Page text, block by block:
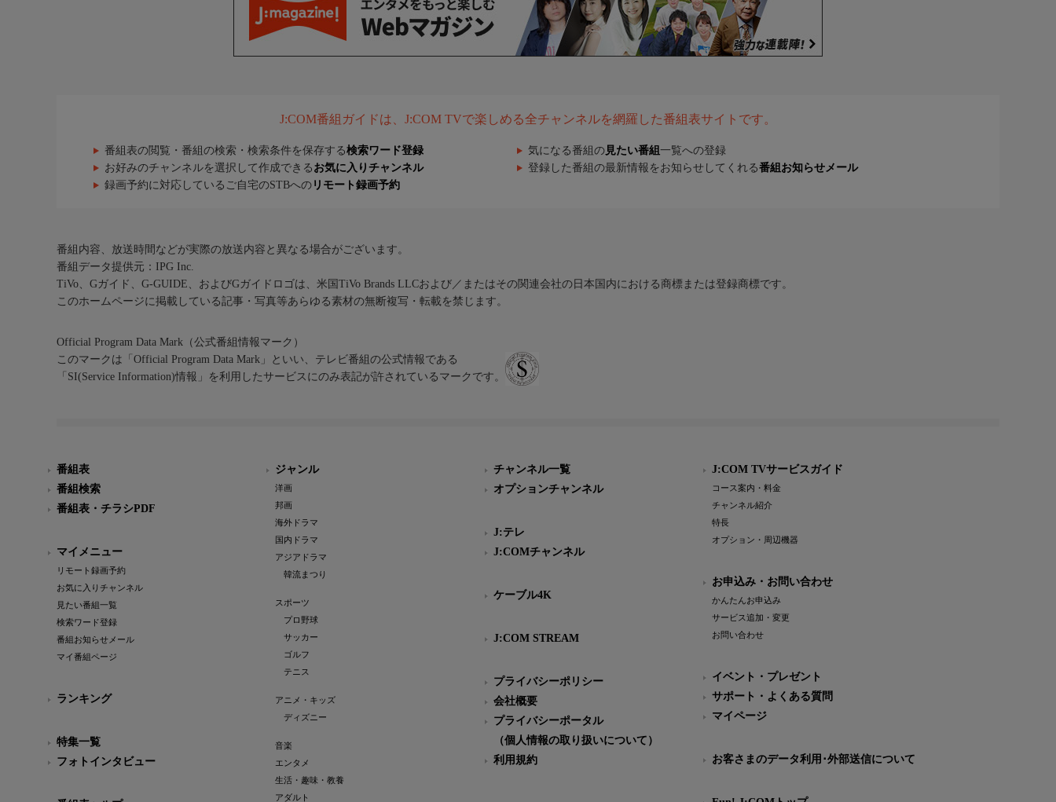
J:COM番組ガイドは、J:COM TVで楽しめる全チャンネルを網羅した番組表サイトです。
番組表の閲覧・番組の検索・検索条件を保存する検索ワード登録 気になる番組の 見たい番組 一覧への登録
お好みのチャンネルを選択して作成できる お気に入りチャンネル 登録した番組の最新情報をお知らせしてくれる番組お知らせメール
録画予約に対応しているご自宅のSTBへの リモート録画予約
番組内容、放送時間などが実際の放送内容と異なる場合がございます。
番組データ提供元：IPG Inc.
TiVo、Gガイド、G-GUIDE、およびGガイドロゴは、米国TiVo Brands LLCおよび／またはその関連会社の日本国内における商標または登録商標です。
このホームページに掲載している記事・写真等あらゆる素材の無断複写・転載を禁じます。
Official Program Data Mark（公式番組情報マーク）
このマークは「Official Program Data Mark」といい、テレビ番組の公式情報である
「SI(Service Information)情報」を利用したサービスにのみ表記が許されているマークです。
番組表
番組検索
番組表・チラシPDF
マイメニュー
リモート録画予約
お気に入りチャンネル
見たい番組一覧
検索ワード登録
番組お知らせメール
マイ番組ページ
ランキング
特集一覧
フォトインタビュー
ジャンル
洋画
邦画
海外ドラマ
国内ドラマ
アジアドラマ
韓流まつり
スポーツ
プロ野球
サッカー
ゴルフ
テニス
アニメ・キッズ
ディズニー
音楽
エンタメ
生活・趣味・教養
アダルト
チャンネル一覧
オプションチャンネル
J:テレ
J:COMチャンネル
ケーブル4K
J:COM STREAM
プライバシーポリシー
会社概要
プライバシーポータル
（個人情報の取り扱いについて）
利用規約
J:COM TVサービスガイド
コース案内・料金
チャンネル紹介
特長
オプション・周辺機器
お申込み・お問い合わせ
かんたんお申込み
サービス追加・変更
お問い合わせ
イベント・プレゼント
サポート・よくある質問
マイページ
お客さまのデータ利用･外部送信について